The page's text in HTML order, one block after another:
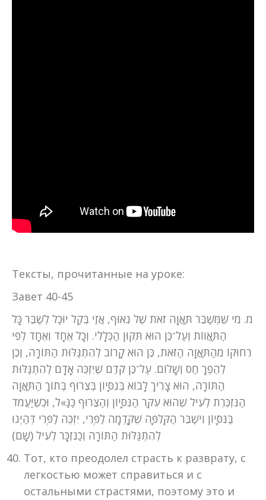
Тексты, прочитанные на уроке:
Завет 40-45
מ. מִי שֶׁמְּשַׁבֵּר תַּאֲוָה זֹאת שֶׁל נִאוּף, אֲזַי בְּקַל יוּכַל לְשַׁבֵּר כָּל
הַתַּאֲווֹת וְעַל־כֵּן הוּא תִּקּוּן הַכְּלָלִי. וְכָל אֶחָד וְאֶחָד לְפִי
רִחוּקוֹ מֵהַתַּאֲוָה הַזֹּאת, כֵּן הוּא קָרוֹב לְהִתְגַּלּוּת הַתּוֹרָה, וְכֵן
לְהֶפֶךְ חַס וְשָׁלוֹם. עַל־כֵּן קֹדֶם שֶׁיִּזְכֶּה אָדָם לְהִתְגַּלּוּת
הַתּוֹרָה, הוּא צָרִיךְ לָבוֹא בְּנִסָּיוֹן בְּצֵרוּף בְּתוֹךְ הַתַּאֲוָה
הַנִּזְכֶּרֶת לְעֵיל שֶׁהוּא עִקַּר הַנִּסָּיוֹן וְהַצֵּרוּף כַּנַּ»ל, וּכְשֶׁיַּעֲמֹד
בַּנִּסָּיוֹן וִישַׁבֵּר הַקְּלִפָּה שֶׁקָּדְמָה לַפְּרִי, יִזְכֶּה לַפְּרִי דְּהַיְנוּ
לְהִתְגַּלּוּת הַתּוֹרָה וְכַנִּזְכָּר לְעֵיל (שָׁם)
Тот, кто преодолел страсть к разврату, с
легкостью может справиться и с
остальными страстями, поэтому это и